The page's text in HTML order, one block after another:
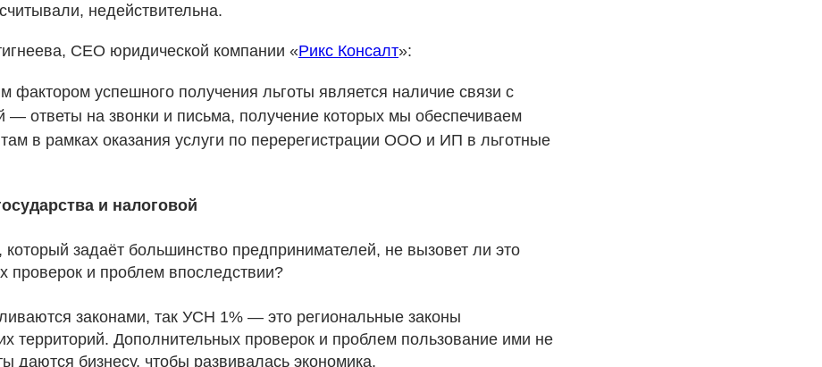
недействительна.
CEO юридической компании «Рикс Консалт»:
фактором успешного получения льготы является наличие связи с
— ответы на звонки и письма, получение которых мы обеспечиваем
в рамках оказания услуги по перерегистрации ООО и ИП в льготные
и налоговой
задаёт большинство предпринимателей, не вызовет ли это
проверок и проблем впоследствии?
законами, так УСН 1% — это региональные законы
территорий. Дополнительных проверок и проблем пользование ими не
даются бизнесу, чтобы развивалась экономика.